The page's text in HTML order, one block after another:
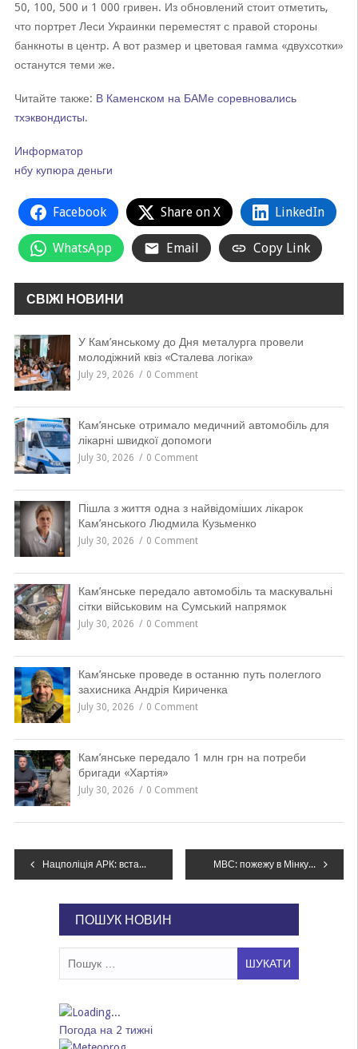
50, 100, 500 и 1 000 гривен. Из обновлений стоит отметить,
что портрет Леси Украинки переместят с правой стороны
банкноты в центр. А вот размер и цветовая гамма «двухсотки»
останутся теми же.
Читайте также: В Каменском на БАМе соревновались
тхэквондисты.
Информатор
нбу купюра деньги
Facebook Share on X LinkedIn
WhatsApp Email Copy Link
СВІЖІ НОВИНИ
У Кам’янському до Дня металурга провели
молодіжний квіз «Сталева логіка»
July 29, 2026 0 Comment
Кам’янське отримало медичний автомобіль для
лікарні швидкої допомоги
July 30, 2026 0 Comment
Пішла з життя одна з найвідоміших лікарок
Кам’янського Людмила Кузьменко
July 30, 2026 0 Comment
Кам’янське передало автомобіль та маскувальні
сітки військовим на Сумський напрямок
July 30, 2026 0 Comment
Кам’янське проведе в останню путь полеглого
захисника Андрія Кириченка
July 30, 2026 0 Comment
Кам’янське передало 1 млн грн на потреби
бригади «Хартія»
July 30, 2026 0 Comment
Навігація
Нацполіція АРК: встановлені організатори викрадення французького оператора під час анексії Криму МВС: пожежу в Мінкульті загасили, врятували 4 людей
ПОШУК НОВИН
Погода на 2 тижні